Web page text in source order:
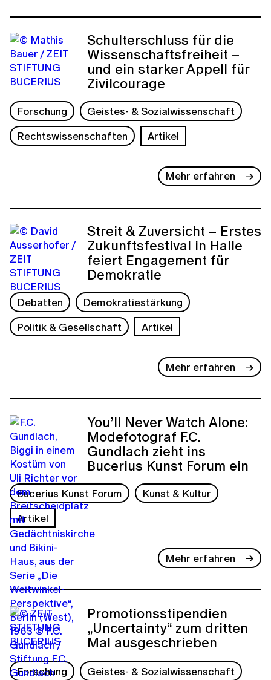
Schulterschluss für die
Wissenschaftsfreiheit –
und ein starker Appell für
Zivilcourage
Forschung
Geistes- & Sozialwissenschaft
Rechtswissenschaften
Artikel
Mehr erfahren
Streit & Zuversicht – Erstes
Zukunftsfestival in Halle
feiert Engagement für
Demokratie
Debatten
Demokratiestärkung
Politik & Gesellschaft
Artikel
Mehr erfahren
You’ll Never Watch Alone:
Modefotograf F.C.
Gundlach zieht ins
Bucerius Kunst Forum ein
Bucerius Kunst Forum
Kunst & Kultur
Artikel
Mehr erfahren
Promotionsstipendien
„Uncertainty“ zum dritten
Mal ausgeschrieben
Forschung
Geistes- & Sozialwissenschaft